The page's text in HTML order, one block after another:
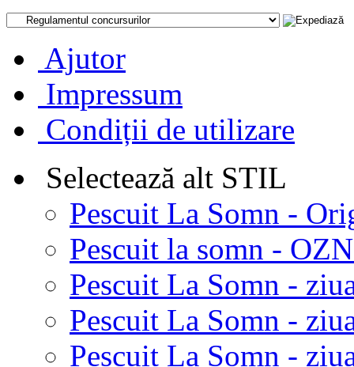
Ajutor
Impressum
Condiții de utilizare
Selectează alt STIL
Pescuit La Somn -
Pescuit la somn -
Pescuit La Somn -
Pescuit La Somn -
Pescuit La Somn -